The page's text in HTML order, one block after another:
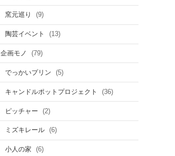
窯元巡り (9)
陶芸イベント (13)
企画モノ (79)
でっかいプリン (5)
キャンドルポットプロジェクト (36)
ピッチャー (2)
ミズキレール (6)
小人の家 (6)